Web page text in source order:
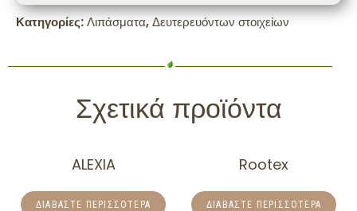
Κατηγορίες:Λιπάσματα,Δευτερευόντων στοιχείων
Σχετικά προϊόντα
ALEXIA
ΔΙΑΒΆΣΤΕ ΠΕΡΙΣΣΌΤΕΡΑ
Rootex
ΔΙΑΒΆΣΤΕ ΠΕΡΙΣΣΌΤΕΡΑ